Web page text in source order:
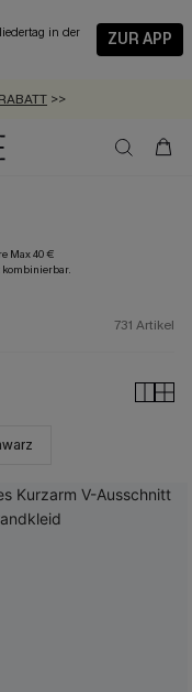
in der
ZUR APP
ARTIKEL >>
ERHALTEN
89 €
Max 40 €
731 Artikel